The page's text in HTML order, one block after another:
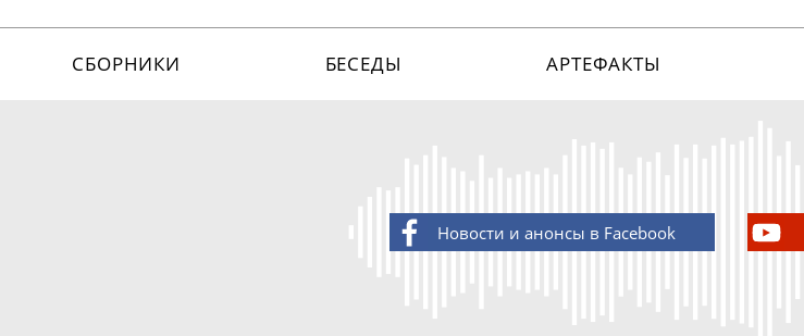
СБОРНИКИ БЕСЕДЫ АРТЕФАКТЫ
Новости и анонсы в Facebook